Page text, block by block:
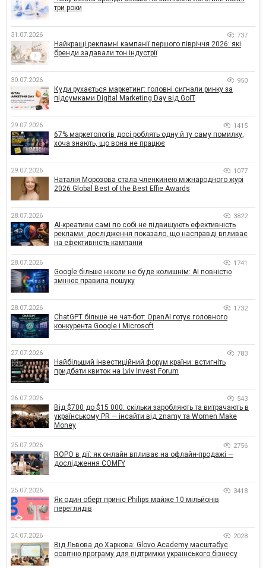
три роки
31.07.2026 737
Найкращі рекламні кампанії першого півріччя 2026: які
бренди задавали тон індустрії
30.07.2026 950
Куди рухається маркетинг: головні сигнали ринку за
підсумками Digital Marketing Day від GoIT
29.07.2026 1415
67% маркетологів досі роблять одну й ту саму помилку,
хоча знають, що вона не працює
29.07.2026 1077
Наталія Морозова стала членкинею міжнародного журі
2026 Global Best of the Best Effie Awards
28.07.2026 3822
AI-креативи самі по собі не підвищують ефективність
реклами: дослідження показало, що насправді впливає
на ефективність кампаній
28.07.2026 1741
Google більше ніколи не буде колишнім: AI повністю
змінює правила пошуку
28.07.2026 1732
ChatGPT більше не чат-бот: OpenAI готує головного
конкурента Google і Microsoft
27.07.2026 783
Найбільший інвестиційний форум країни: встигніть
придбати квиток на Lviv Invest Forum
26.07.2026 543
Від $700 до $15 000: скільки заробляють та витрачають в
українському PR — інсайти від znamy та Women Make
Money
25.07.2026 2756
ROPO в дії: як онлайн впливає на офлайн-продажі —
дослідження COMFY
25.07.2026 3418
Як один оберт приніс Philips майже 10 мільйонів
переглядів
24.07.2026 2028
Від Львова до Харкова: Glovo Academy масштабує
освітню програму для підтримки українського бізнесу